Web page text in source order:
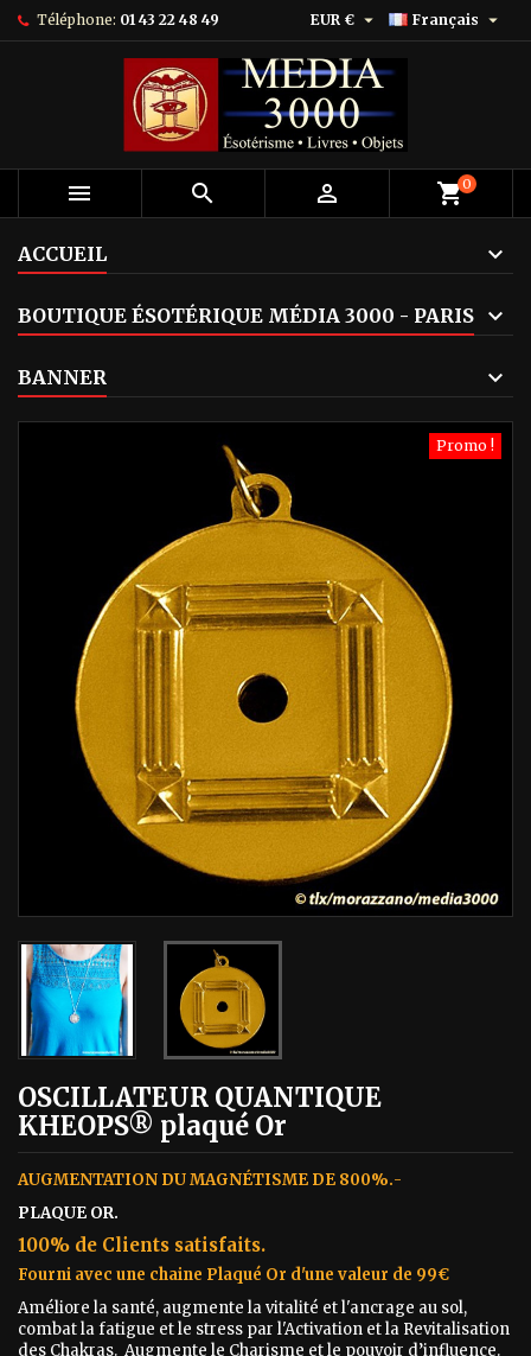
Téléphone: 01 43 22 48 49 Français 
EUR € 
   shopping_cart0
ACCUEIL
BOUTIQUE ÉSOTÉRIQUE MÉDIA 3000 - PARIS
BANNER
Promo !
OSCILLATEUR QUANTIQUE
KHEOPS® plaqué Or
AUGMENTATION DU MAGNÉTISME DE 800%.-
PLAQUE OR.
100% de Clients satisfaits.
Fourni avec une chaine Plaqué Or d'une valeur de 99€
Améliore la santé, augmente la vitalité et l'ancrage au sol,
combat la fatigue et le stress par l'Activation et la Revitalisation
des Chakras. Augmente le Charisme et le pouvoir d’influence.